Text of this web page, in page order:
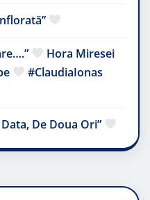
Hora Miresei
#ClaudiaIonas
De Doua Ori”